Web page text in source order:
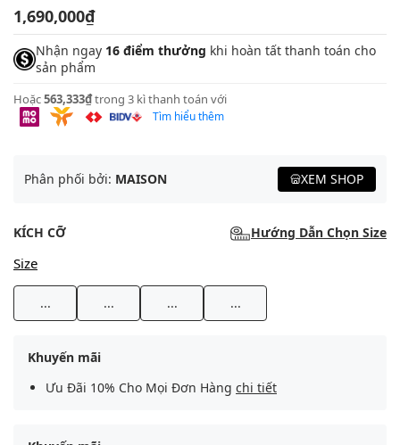
1,690,000₫
Nhận ngay 16 điểm thưởng khi hoàn tất thanh toán cho
sản phẩm
Hoặc563,333₫trong 3 kì thanh toán với
Tìm hiểu thêm
Phân phối bởi: MAISON XEM SHOP
KÍCH CỠ Hướng Dẫn Chọn Size
Size
... ... ... ...
Khuyến mãi
Ưu Đãi 10% Cho Mọi Đơn Hàng chi tiết